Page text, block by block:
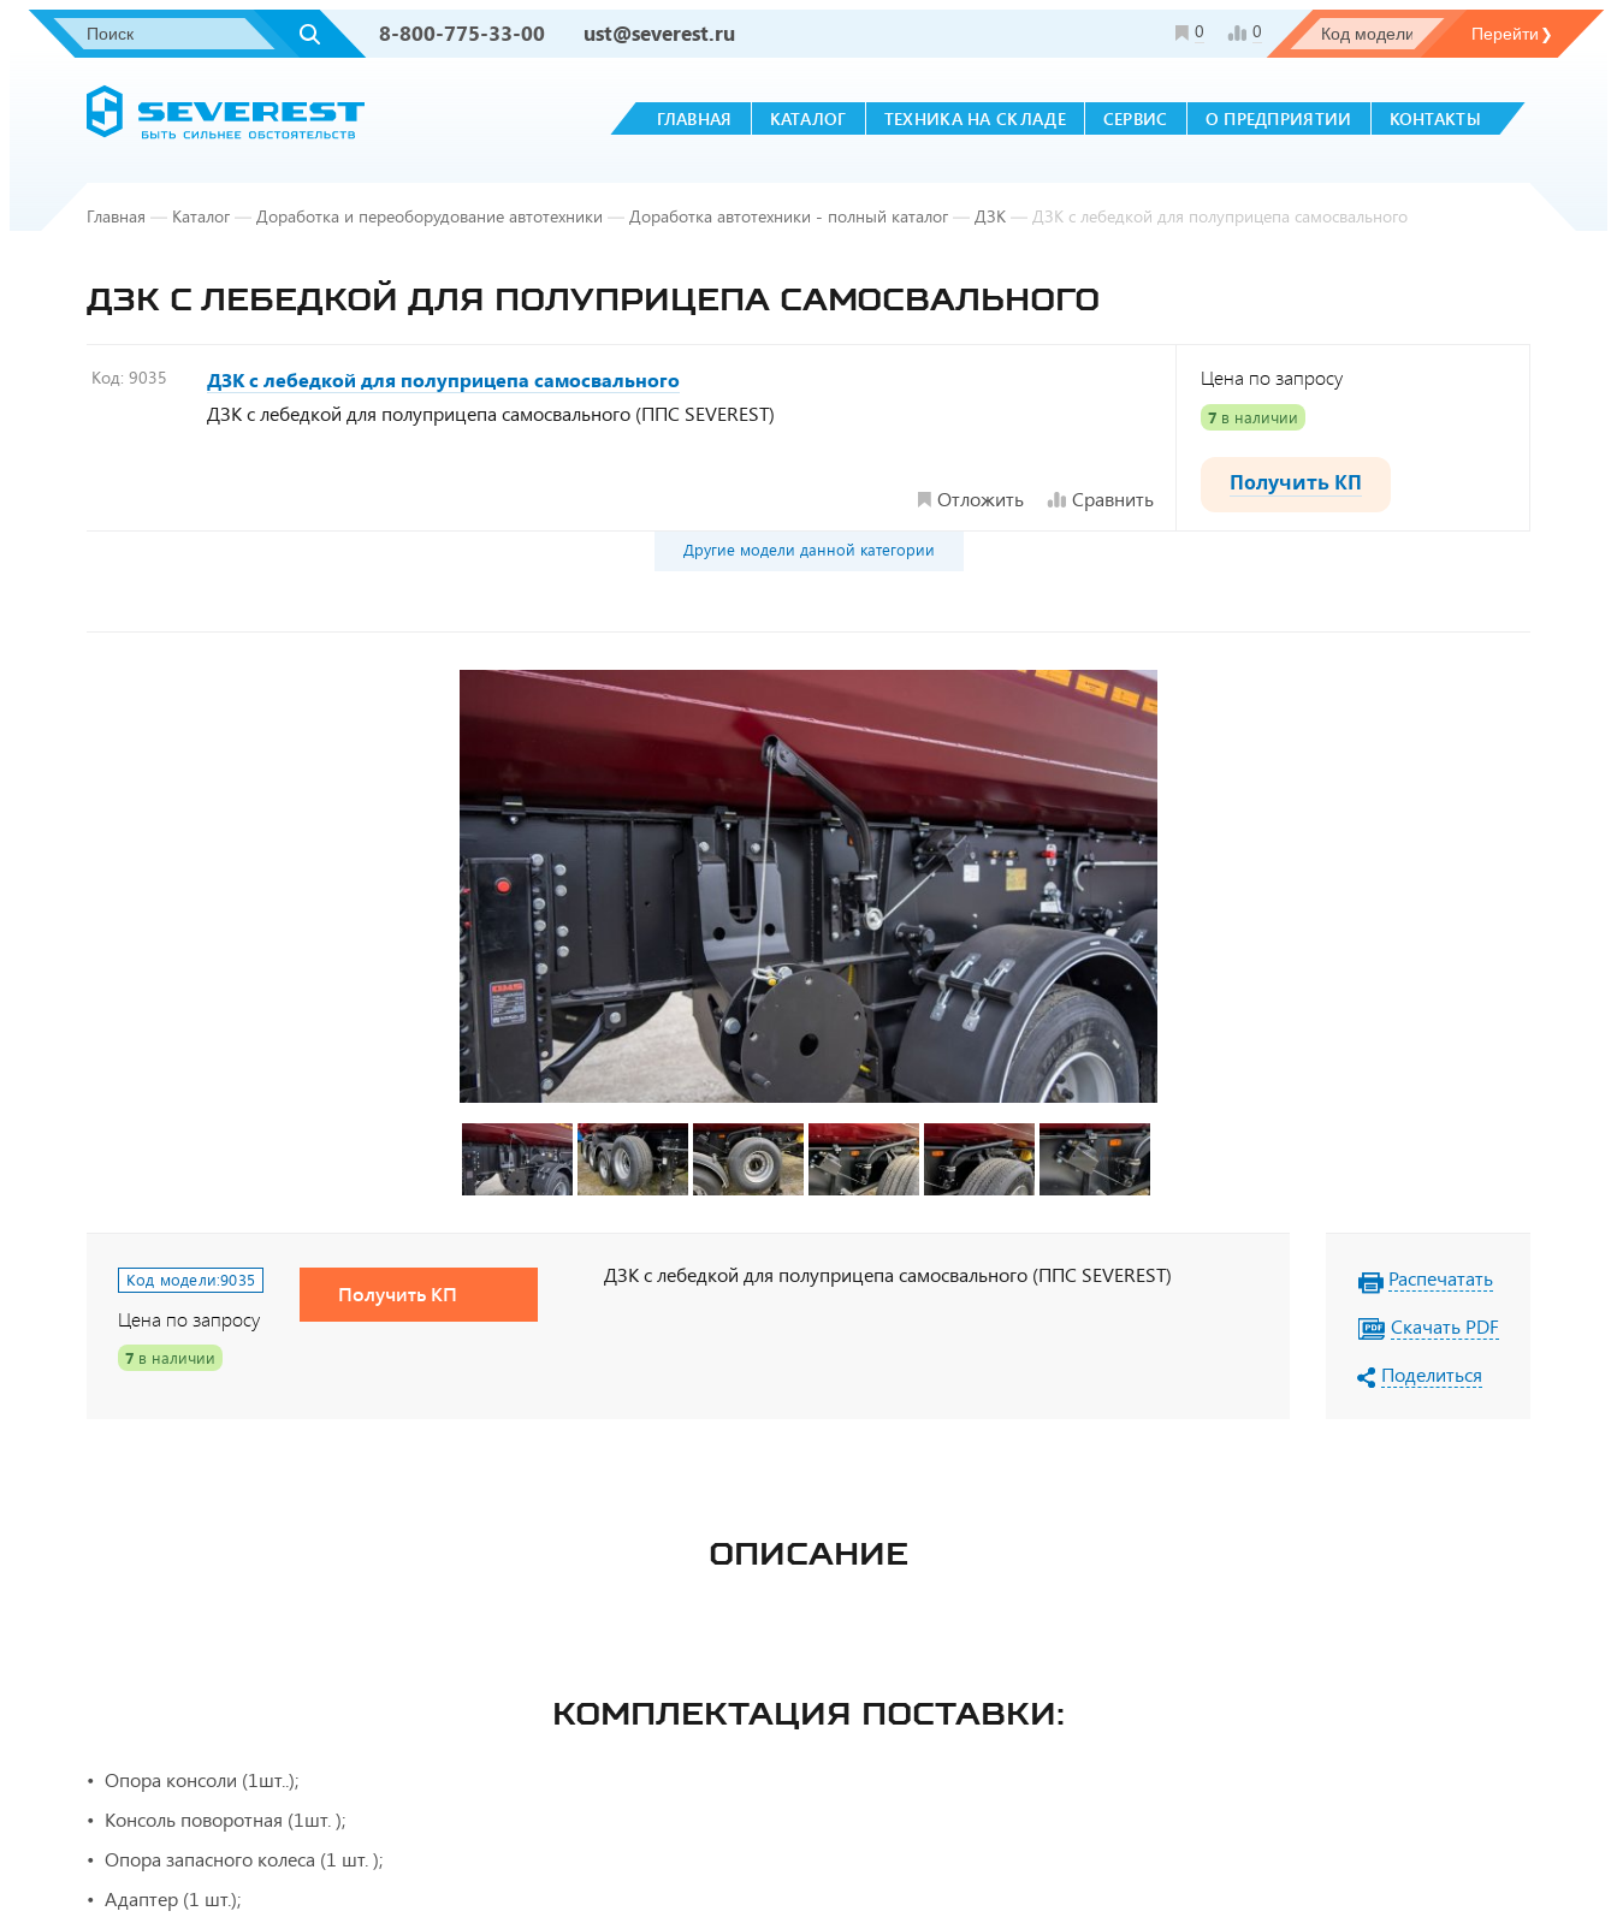
8-800-775-33-00 ust@severest.ru 0 0
ГЛАВНАЯ КАТАЛОГ ТЕХНИКА НА СКЛАДЕ СЕРВИС О ПРЕДПРИЯТИИ КОНТАКТЫ
Главная — Каталог — Доработка и переоборудование автотехники — Доработка автотехники - полный каталог — ДЗК — ДЗК с лебедкой для полуприцепа самосвального
ДЗК С ЛЕБЕДКОЙ ДЛЯ ПОЛУПРИЦЕПА САМОСВАЛЬНОГО
Код: 9035
ДЗК с лебедкой для полуприцепа самосвального
ДЗК с лебедкой для полуприцепа самосвального (ППС SEVEREST)
Отложить Сравнить
Цена по запросу
7 в наличии
Получить КП
Другие модели данной категории
Код модели:9035
Цена по запросу
7 в наличии
Получить КП
ДЗК с лебедкой для полуприцепа самосвального (ППС SEVEREST)
Распечатать
Скачать PDF
Поделиться
ОПИСАНИЕ
КОМПЛЕКТАЦИЯ ПОСТАВКИ:
Опора консоли (1шт..);
Консоль поворотная (1шт. );
Опора запасного колеса (1 шт. );
Адаптер (1 шт.);